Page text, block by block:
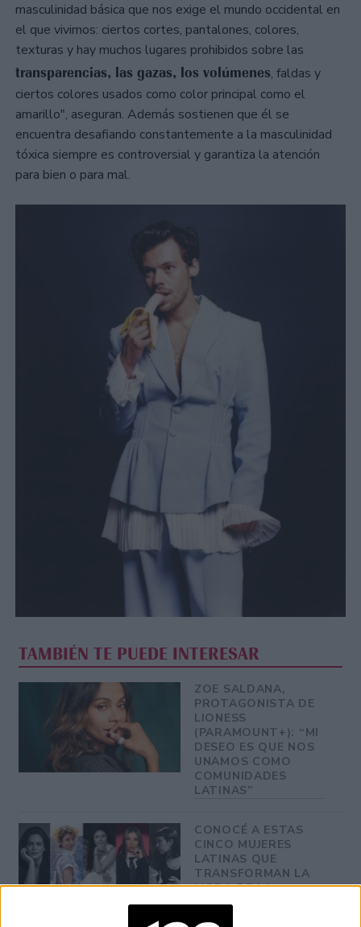
masculinidad básica que nos exige el mundo occidental en
el que vivimos: ciertos cortes, pantalones, colores,
texturas y hay muchos lugares prohibidos sobre las
transparencias, las gazas, los volúmenes, faldas y
ciertos colores usados como color principal como el
amarillo", aseguran. Además sostienen que él se
encuentra desafiando constantemente a la masculinidad
tóxica siempre es controversial y garantiza la atención
para bien o para mal.
TAMBIÉN TE PUEDE INTERESAR
ZOE SALDANA,
PROTAGONISTA DE
LIONESS
(PARAMOUNT+): “MI
DESEO ES QUE NOS
UNAMOS COMO
COMUNIDADES
LATINAS”
CONOCÉ A ESTAS
CINCO MUJERES
LATINAS QUE
TRANSFORMAN LA
MODA DE LA
REGIÓN